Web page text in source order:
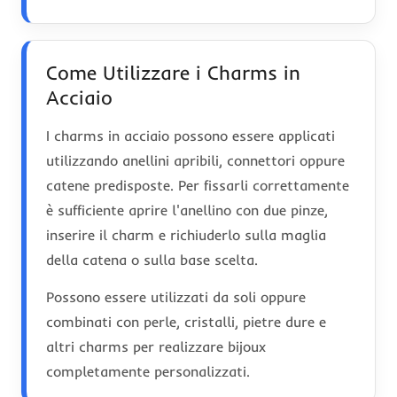
Come Utilizzare i Charms in
Acciaio
I charms in acciaio possono essere applicati
utilizzando anellini apribili, connettori oppure
catene predisposte. Per fissarli correttamente
è sufficiente aprire l'anellino con due pinze,
inserire il charm e richiuderlo sulla maglia
della catena o sulla base scelta.
Possono essere utilizzati da soli oppure
combinati con perle, cristalli, pietre dure e
altri charms per realizzare bijoux
completamente personalizzati.